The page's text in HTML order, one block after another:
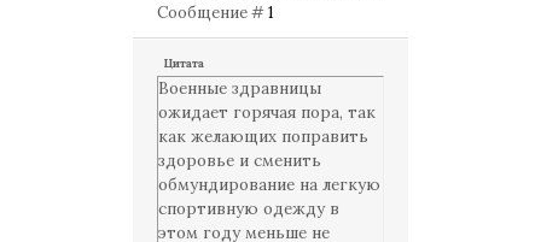
Сообщение #1
Цитата
Военные здравницы
ожидает горячая пора, так
как желающих поправить
здоровье и сменить
обмундирование на легкую
спортивную одежду в
этом году меньше не